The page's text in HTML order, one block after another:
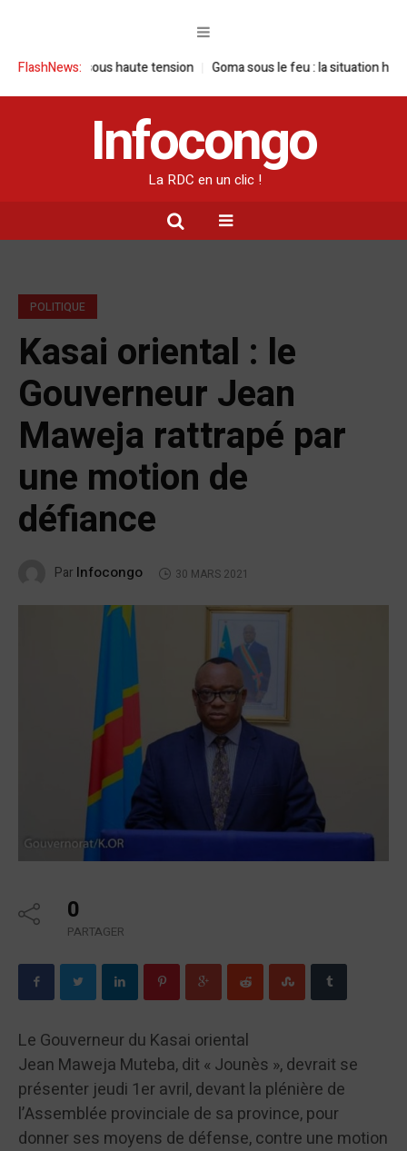
FlashNews:
visite sous haute tension Goma sous le feu : la situation
Infocongo
La RDC en un clic !
POLITIQUE
Kasai oriental : le
Gouverneur Jean
Maweja rattrapé par
une motion de
défiance
Par Infocongo 30 MARS 2021
0
PARTAGER
Le Gouverneur du Kasai oriental
Jean Maweja Muteba, dit « Jounès », devrait se
présenter jeudi 1er avril, devant la plénière de
l’Assemblée provinciale de sa province, pour
donner ses moyens de défense, contre une motion